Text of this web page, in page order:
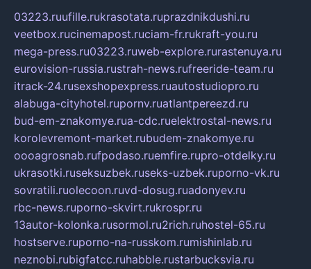
03223.ruufille.rukrasotata.ruprazdnikdushi.ru
veetbox.rucinemapost.ruciam-fr.rukraft-you.ru
mega-press.ru03223.ruweb-explore.rurastenuya.ru
eurovision-russia.rustrah-news.rufreeride-team.ru
itrack-24.rusexshopexpress.ruautostudiopro.ru
alabuga-cityhotel.rupornv.ruatlantpereezd.ru
bud-em-znakomye.rua-cdc.ruelektrostal-news.ru
korolevremont-market.rubudem-znakomye.ru
oooagrosnab.rufpodaso.ruemfire.rupro-otdelky.ru
ukrasotki.ruseksuzbek.ruseks-uzbek.ruporno-vk.ru
sovratili.ruolecoon.ruvd-dosug.ruadonyev.ru
rbc-news.ruporno-skvirt.rukrospr.ru
13autor-kolonka.rusormol.ru2rich.ruhostel-65.ru
hostserve.ruporno-na-russkom.rumishinlab.ru
neznobi.rubigfatcc.ruhabble.rustarbucksvia.ru